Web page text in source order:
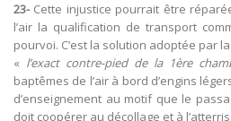
23-Cette injustice pourrait être
l’air la qualification de transport
pourvoi. C’est la solution adoptée par
« l’exact contre-pied de la 1ère
baptêmes de l’air à bord d’engins
d’enseignement au motif que le
doit coopérer au décollage et à